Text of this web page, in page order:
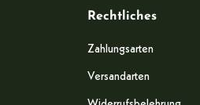
Rechtliches
Zahlungsarten
Versandarten